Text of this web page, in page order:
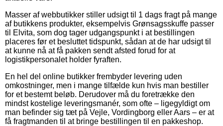
Masser af webbutikker stiller udsigt til 1 dags fragt på mange
af butikkens produkter, eksempelvis Grønsagsskuffe passer
til Elvita, som dog tager udgangspunkt i at bestillingen
placeres før et besluttet tidspunkt, sådan at de har udsigt til
at kunne nå at få pakken sendt afsted forud for at
logistikpersonalet holder fyraften.
En hel del online butikker frembyder levering uden
omkostninger, men i mange tilfælde kun hvis man bestiller
for et bestemt beløb. Derudover må du foretrække den
mindst kostelige leveringsmanér, som ofte – ligegyldigt om
man befinder sig tæt på Vejle, Vordingborg eller Aars – er at
få fragtmanden til at bringe bestillingen til en pakkeshop.